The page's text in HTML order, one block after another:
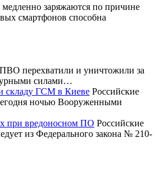
заряжаются по причине
смартфонов способна
ПВО перехватили и уничтожили за
силами…
складу ГСМ в Киеве Российские
ночью Вооруженными
при вредоносном ПО Российские
из Федерального закона № 210-